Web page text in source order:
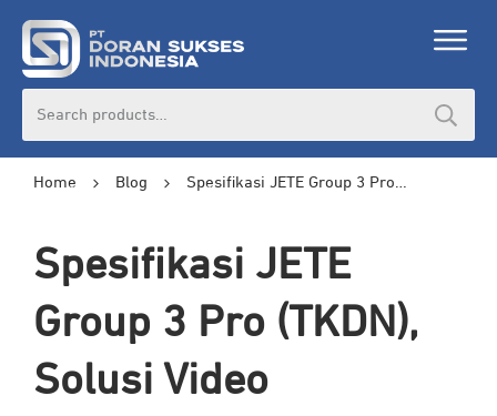
Home Blog Spesifikasi JETE Group 3 Pro (TKDN), Solusi Video Conference Kantor
Spesifikasi JETE
Group 3 Pro (TKDN),
Solusi Video